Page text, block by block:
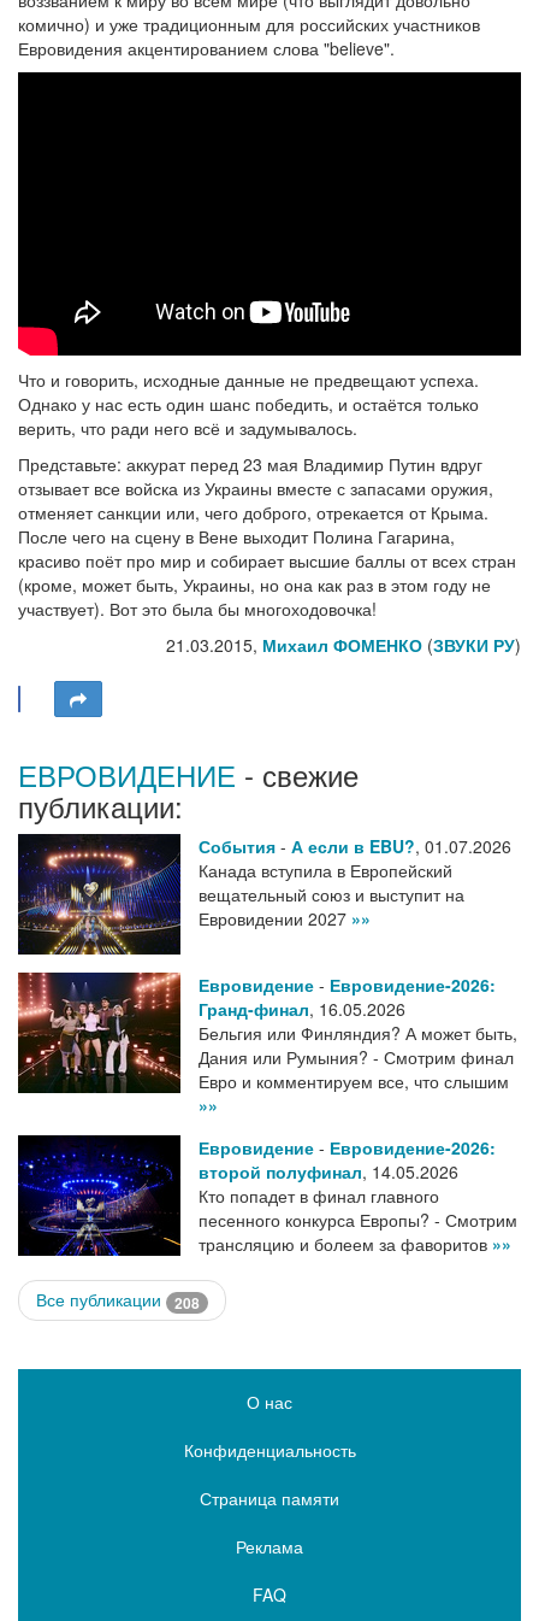
комично) и уже традиционным для российских участников
Евровидения акцентированием слова "believe".
Что и говорить, исходные данные не предвещают успеха.
Однако у нас есть один шанс победить, и остаётся только
верить, что ради него всё и задумывалось.
Представьте: аккурат перед 23 мая Владимир Путин вдруг
отзывает все войска из Украины вместе с запасами оружия,
отменяет санкции или, чего доброго, отрекается от Крыма.
После чего на сцену в Вене выходит Полина Гагарина,
красиво поёт про мир и собирает высшие баллы от всех стран
(кроме, может быть, Украины, но она как раз в этом году не
участвует). Вот это была бы многоходовочка!
21.03.2015, Михаил ФОМЕНКО (ЗВУКИ РУ)
ЕВРОВИДЕНИЕ - свежие
публикации:
События - А если в EBU?, 01.07.2026
Канада вступила в Европейский
вещательный союз и выступит на
Евровидении 2027 »»
Евровидение - Евровидение-2026:
Гранд-финал, 16.05.2026
Бельгия или Финляндия? А может быть,
Дания или Румыния? - Смотрим финал
Евро и комментируем все, что слышим
»»
Евровидение - Евровидение-2026:
второй полуфинал, 14.05.2026
Кто попадет в финал главного
песенного конкурса Европы? - Смотрим
трансляцию и болеем за фаворитов »»
Все публикации 208
О нас
Конфиденциальность
Страница памяти
Реклама
FAQ